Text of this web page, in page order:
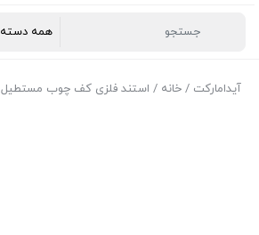
آیدامارکت / خانه / استند فلزی کف چوب مستطیل 2 طبقه